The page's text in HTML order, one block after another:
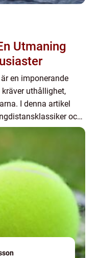
Utmaning
en imponerande
uthållighet,
I denna artikel
och
vilk...